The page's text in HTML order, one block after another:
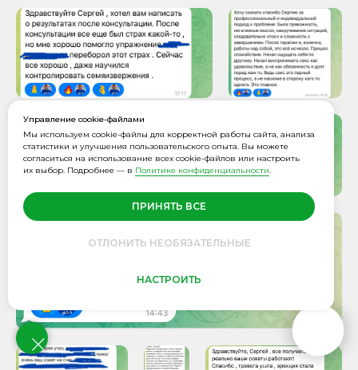
Управление cookie-файлами
Мы используем cookie-файлы для корректной работы сайта, анализа
статистики и улучшения пользовательского опыта. Вы можете
согласиться на использование всех cookie-файлов или настроить
их выбор. Подробнее — в Политике конфиденциальности.
ПРИНЯТЬ ВСЕ
ОТЛОНИТЬ НЕОБЯЗАТЕЛЬНЫЕ
НАСТРОИТЬ